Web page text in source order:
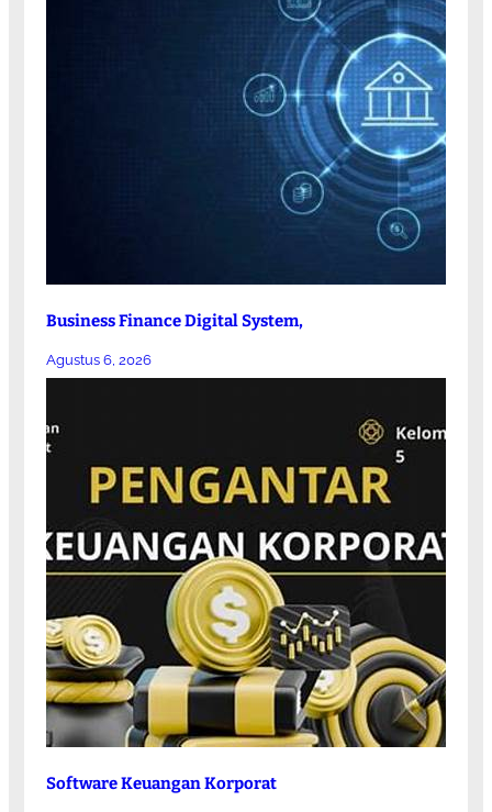
Business Finance Digital System,
Agustus 6, 2026
Software Keuangan Korporat